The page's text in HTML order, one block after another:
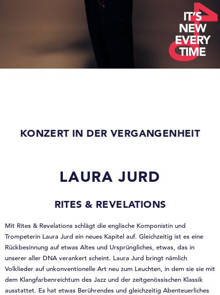
KONZERT IN DER VERGANGENHEIT
LAURA JURD
RITES & REVELATIONS
Mit Rites & Revelations schlägt die englische Komponistin und
Trompeterin Laura Jurd ein neues Kapitel auf. Gleichzeitig ist es eine
Rückbesinnung auf etwas Altes und Ursprüngliches, etwas, das in
unserer aller DNA verankert scheint. Laura Jurd bringt nämlich
Volklieder auf unkonventionelle Art neu zum Leuchten, in dem sie sie mit
dem Klangfarbenreichtum des Jazz und der zeitgenössischen Klassik
ausstattet. Es hat etwas Berührendes und gleichzeitig Abenteuerliches